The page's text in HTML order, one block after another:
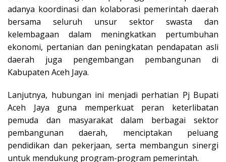
adanya koordinasi dan kolaborasi pemerintah daerah
bersama seluruh unsur sektor swasta dan
kelembagaan dalam meningkatkan pertumbuhan
ekonomi, pertanian dan peningkatan pendapatan asli
daerah juga pengembangan pembangunan di
Kabupaten Aceh Jaya.
Lanjutnya, hubungan ini menjadi perhatian Pj Bupati
Aceh Jaya guna memperkuat peran keterlibatan
pemuda dan masyarakat dalam berbagai sektor
pembangunan daerah, menciptakan peluang
pendidikan dan pekerjaan, serta membangun sinergi
untuk mendukung program-program pemerintah.